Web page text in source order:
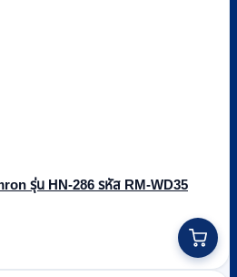
รุ่น HN-286 รหัส RM-WD35